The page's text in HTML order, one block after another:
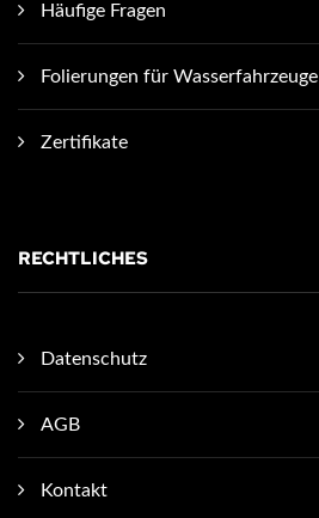
Häufige Fragen
Folierungen für Wasserfahrzeuge
Zertifikate
RECHTLICHES
Datenschutz
AGB
Kontakt